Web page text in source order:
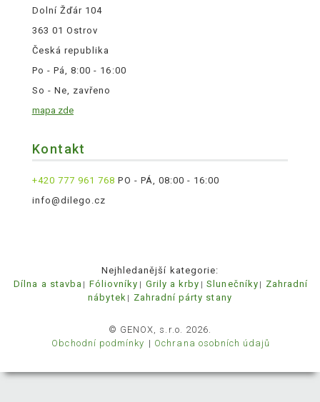
Dolní Žďár 104
363 01 Ostrov
Česká republika
Po - Pá, 8:00 - 16:00
So - Ne, zavřeno
mapa zde
Kontakt
+420 777 961 768 PO - PÁ, 08:00 - 16:00
info@dilego.cz
Nejhledanější kategorie:
Dílna a stavba
Fóliovníky Grily a krby Slunečníky
Zahradní
nábytek
Zahradní párty stany
© GENOX, s.r.o. 2026.
Obchodní podmínky
Ochrana osobních údajů